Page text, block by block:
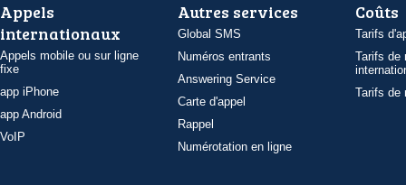
Appels
internationaux
Appels mobile ou sur ligne
fixe
app iPhone
app Android
VoIP
Autres services
Global SMS
Numéros entrants
Answering Service
Carte d'appel
Rappel
Numérotation en ligne
Coûts
Tarifs
Tarifs de
Tarifs de